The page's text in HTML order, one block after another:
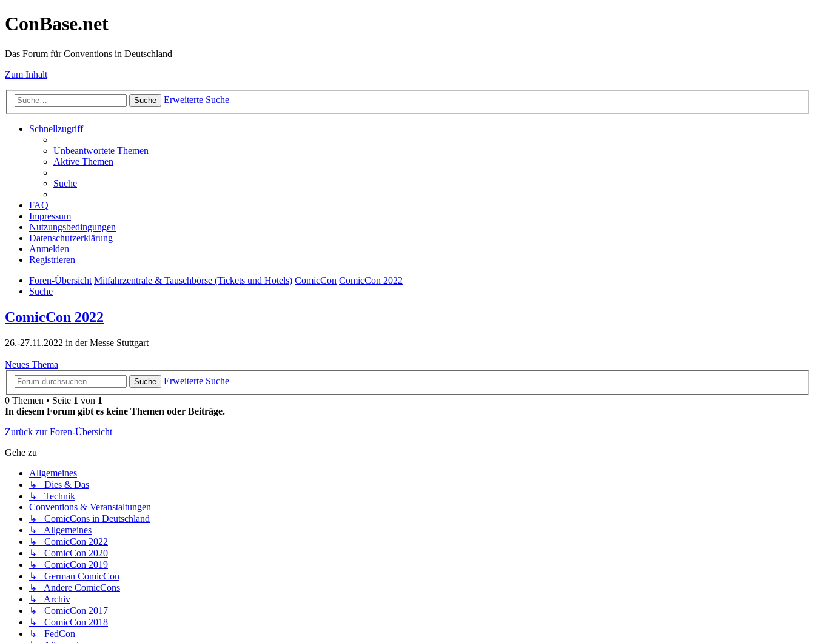
ConBase.net
Das Forum für Conventions in Deutschland
Zum Inhalt
Suche Erweiterte Suche
Schnellzugriff
Unbeantwortete Themen
Aktive Themen
Suche
FAQ
Impressum
Nutzungsbedingungen
Datenschutzerklärung
Anmelden
Registrieren
Foren-Übersicht Mitfahrzentrale & Tauschbörse (Tickets und Hotels) ComicCon ComicCon 2022
Suche
ComicCon 2022
26.-27.11.2022 in der Messe Stuttgart
Neues Thema
Suche
Erweiterte Suche
0 Themen • Seite 1 von 1
In diesem Forum gibt es keine Themen oder Beiträge.
Zurück zur Foren-Übersicht
Gehe zu
Allgemeines
↳ Dies & Das
↳ Technik
Conventions & Veranstaltungen
↳ ComicCons in Deutschland
↳ Allgemeines
↳ ComicCon 2022
↳ ComicCon 2020
↳ ComicCon 2019
↳ German ComicCon
↳ Andere ComicCons
↳ Archiv
↳ ComicCon 2017
↳ ComicCon 2018
↳ FedCon